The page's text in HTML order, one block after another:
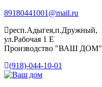
89180441001@mail.ru
респ.Адыгея,п.Дружный,
ул.Рабочая 1 Е
Производство "ВАШ ДОМ"
(918)-044-10-01